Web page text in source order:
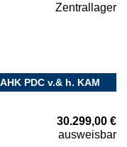
Zentrallager
PDC v.& h. KAM
30.299,00 €
ausweisbar